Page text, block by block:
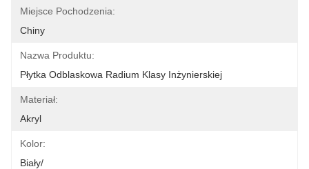
Miejsce Pochodzenia:
Chiny
Nazwa Produktu:
Płytka Odblaskowa Radium Klasy Inżynierskiej
Materiał:
Akryl
Kolor:
Biały/